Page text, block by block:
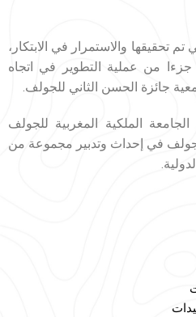
تحقيقها والاستمرار في الابتكار،
من عملية التطوير في اتجاه
جائزة الحسن الثاني للجولف.
الملكية المغربية للجولف
في إحداث وتدبير مجموعة من